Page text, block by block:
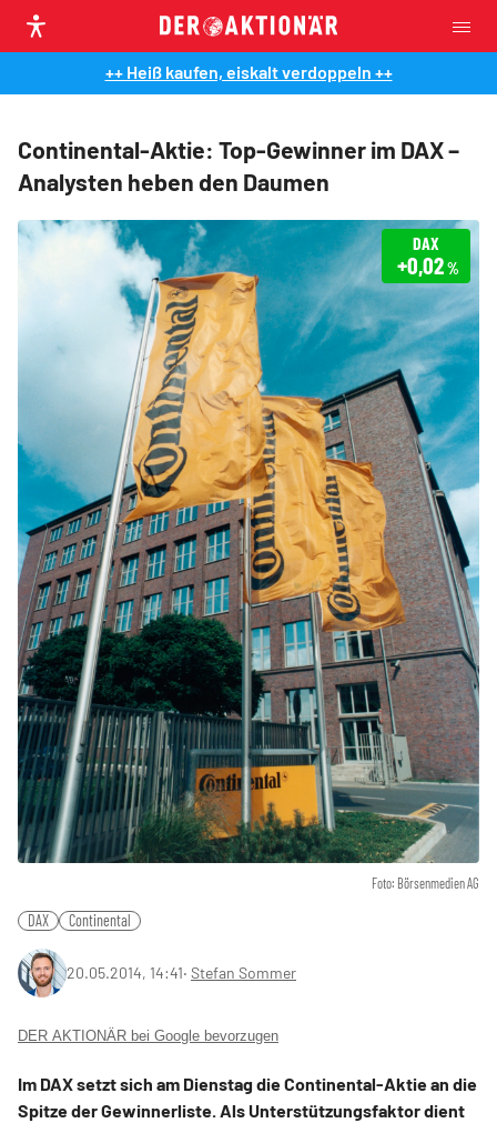
++ Heiß kaufen, eiskalt verdoppeln ++
Continental-Aktie: Top-Gewinner im DAX –
Analysten heben den Daumen
Foto: Börsenmedien AG
DAX
+0,02%
DAX Continental
20.05.2014, 14:41‧ Stefan Sommer
DER AKTIONÄR bei Google bevorzugen
Im DAX setzt sich am Dienstag die Continental-Aktie an die
Spitze der Gewinnerliste. Als Unterstützungsfaktor dient